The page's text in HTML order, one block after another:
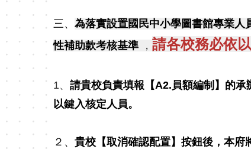
三、 為落實設置國民中小學圖書館專業
性補助款考核基準
， 請各校務必依
1、 請貴校負責填報【A2.員額編制】的承
以鍵入核定人員。
２、 貴校【取消確認配置】按鈕後，本府